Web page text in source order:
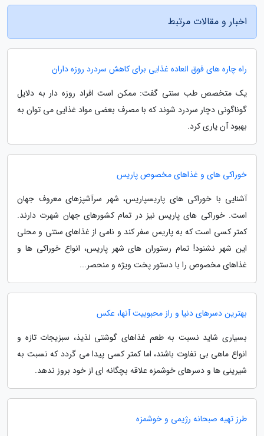
اخبار و مقالات مرتبط
راه چاره های فوق العاده غذایی برای کاهش سردرد روزه داران
یک متخصص طب سنتی گفت: ممکن است افراد روزه دار به دلایل
گوناگونی دچار سردرد شوند که با مصرف بعضی مواد غذایی می توان به
بهبود آن یاری کرد.
خوراکی های و غذاهای مخصوص پاریس
آشنایی با خوراکی های پاریسپاریس، شهر سرآشپزهای معروف جهان
است. خوراکی های پاریس نیز در تمام کشورهای جهان شهرت دارند.
کمتر کسی است که به پاریس سفر کند و نامی از غذاهای سنتی و محلی
این شهر نشنود! تمام رستوران های شهر پاریس، انواع خوراکی ها و
غذاهای مخصوص را با دستور پخت ویژه و منحصر...
بهترین دسرهای دنیا و راز محبوبیت آنها، عکس
بسیاری شاید نسبت به طعم غذاهای گوشتی لذیذ، سبزیجات تازه و
انواع ماهی بی تفاوت باشند، اما کمتر کسی پیدا می گردد که نسبت به
شیرینی ها و دسرهای خوشمزه علاقه بچگانه ای از خود بروز ندهد.
طرز تهیه صبحانه رژیمی و خوشمزه